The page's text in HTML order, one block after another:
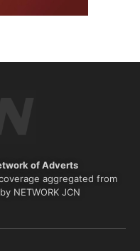
of Adverts
aggregated from
NETWORK JCN